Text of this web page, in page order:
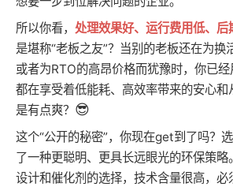
所以你看， 处理效果好、运行费用低、后
是堪称“老板之友”？当别的老板还在为换
或者为RTO的高昂价格而犹豫时，你已
都在享受着低能耗、高效率带来的安心
是有点爽？ 😎
这个“公开的秘密”，你现在get到了吗？
了一种更聪明、更具长远眼光的环保策
设计和催化剂的选择，技术含量很高，